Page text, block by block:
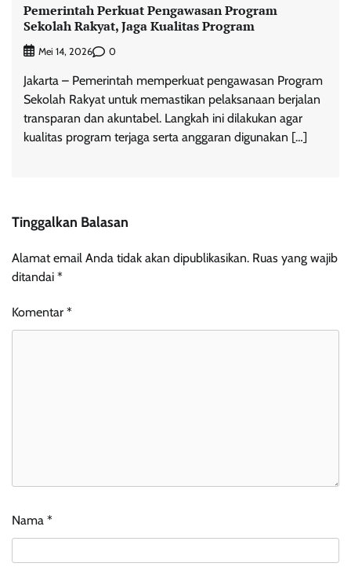
Pemerintah Perkuat Pengawasan Program
Sekolah Rakyat, Jaga Kualitas Program
Mei 14, 2026 0
Jakarta – Pemerintah memperkuat pengawasan Program
Sekolah Rakyat untuk memastikan pelaksanaan berjalan
transparan dan akuntabel. Langkah ini dilakukan agar
kualitas program terjaga serta anggaran digunakan […]
Tinggalkan Balasan
Alamat email Anda tidak akan dipublikasikan. Ruas yang wajib
ditandai *
Komentar *
Nama *